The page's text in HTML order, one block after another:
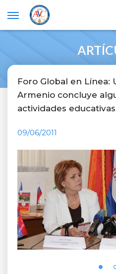
Foro Global en Línea:
Armenio concluye
actividades
09/06/2011